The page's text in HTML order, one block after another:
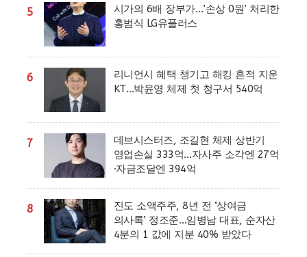
5
시가의 6배 장부가…’손상 0원’ 처리한
홍범식 LG유플러스
6
리니언시 혜택 챙기고 해킹 흔적 지운
KT…박윤영 체제 첫 청구서 540억
7
데브시스터즈, 조길현 체제 상반기
영업손실 333억…자사주 소각엔 27억
·자금조달엔 394억
8
진도 소액주주, 8년 전 ‘상여금
의사록’ 정조준…임병남 대표, 순자산
4분의 1 값에 지분 40% 받았다